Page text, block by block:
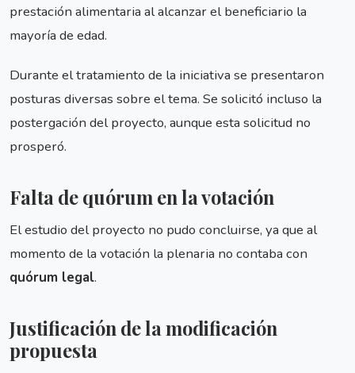
prestación alimentaria al alcanzar el beneficiario la
mayoría de edad.
Durante el tratamiento de la iniciativa se presentaron
posturas diversas sobre el tema. Se solicitó incluso la
postergación del proyecto, aunque esta solicitud no
prosperó.
Falta de quórum en la votación
El estudio del proyecto no pudo concluirse, ya que al
momento de la votación la plenaria no contaba con
quórum legal.
Justificación de la modificación
propuesta